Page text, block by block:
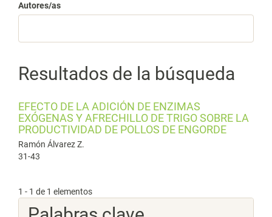
Autores/as
Resultados de la búsqueda
EFECTO DE LA ADICIÓN DE ENZIMAS
EXÓGENAS Y AFRECHILLO DE TRIGO SOBRE LA
PRODUCTIVIDAD DE POLLOS DE ENGORDE
Ramón Álvarez Z.
31-43
1 - 1 de 1 elementos